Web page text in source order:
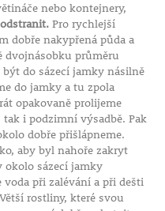
nebo kontejnery,
Pro rychlejší
dobře nakypřená půda a
dvojnásobku průměru
do sázecí jamky násilně
do jamky a tu zpola
opakovaně prolijeme
i podzimní výsadbě. Pak
dobře přišlápneme.
aby byl nahoře zakryt
okolo sázecí jamky
při zalévání a při dešti
rostliny, které svou